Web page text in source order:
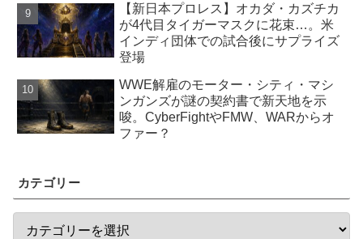
【新日本プロレス】オカダ・カズチカ
が4代目タイガーマスクに花束…。米
インディ団体での試合後にサプライズ
登場
WWE解雇のモーター・シティ・マシ
ンガンズが謎の契約書で新天地を示
唆。CyberFightやFMW、WARからオ
ファー？
カテゴリー